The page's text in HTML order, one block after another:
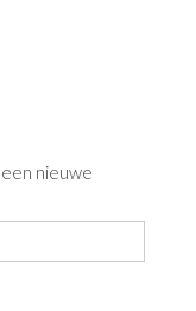
nieuwe